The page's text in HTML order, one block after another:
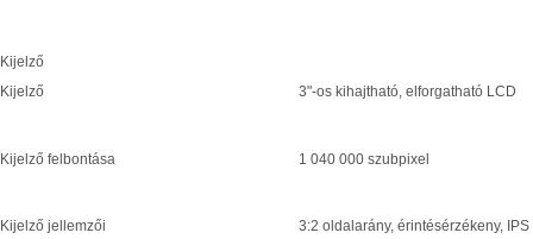
Kijelző
Kijelző
3"-os kihajtható, elforgatható LCD
Kijelző felbontása 1 040 000 szubpixel
Kijelző jellemzői 3:2 oldalarány, érintésérzékeny, IPS